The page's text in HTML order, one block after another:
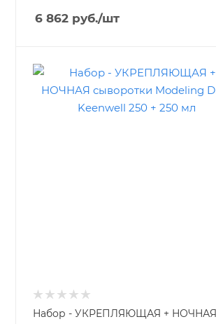
6 862 руб./шт
Набор - УКРЕПЛЯЮЩАЯ + НОЧНАЯ